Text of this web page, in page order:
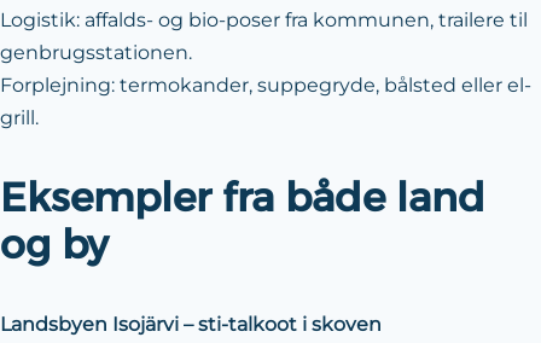
Logistik: affalds- og bio-poser fra kommunen, trailere til
genbrugsstationen.
Forplejning: termokander, suppegryde, bålsted eller el-
grill.
Eksempler fra både land
og by
Landsbyen Isojärvi – sti-talkoot i skoven